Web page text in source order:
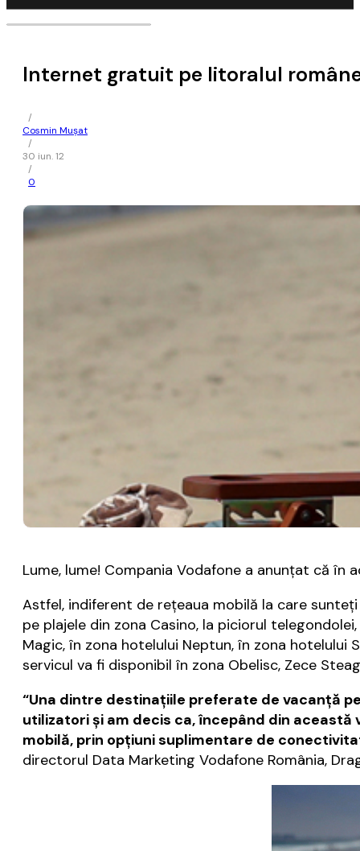
Internet gratuit pe litoralul
/
Cosmin Mușat
/
30 iun. 12
/
0
Lume, lume! Compania Vodafone a anunţat că
Astfel, indiferent de reţeaua mobilă la care
pe plajele din zona Casino, la piciorul
Magic, în zona hotelului Neptun, în zona hotelului
servicul va fi disponibil în zona Obelisc, Zece
“Una dintre destinaţiile preferate de vacanţă
utilizatori şi am decis ca, începând din
mobilă, prin opţiuni suplimentare de
directorul Data Marketing Vodafone România,